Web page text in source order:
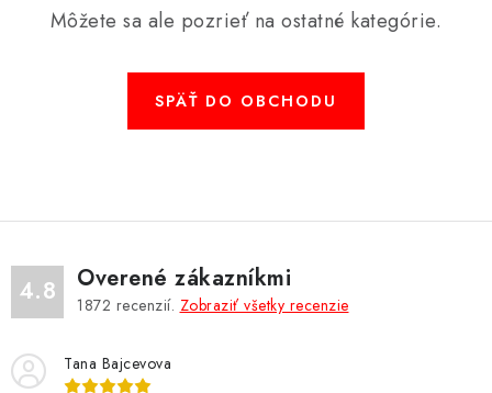
BATÉRIE DO MOBILOV
AUTO MOTO
EXKLUZÍVNE ZNAČKY
TIPY NA DARČEKY
Môžete sa ale pozrieť na ostatné kategórie.
SPÄŤ DO OBCHODU
4.8 Overené zákazníkmi
1872 recenzií. Zobraziť všetky recenzie
Tana Bajcevova